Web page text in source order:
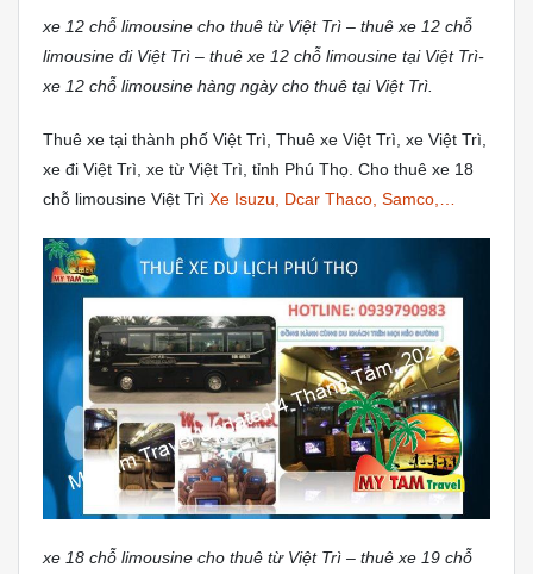
xe 12 chỗ limousine cho thuê từ Việt Trì – thuê xe 12 chỗ
limousine đi Việt Trì – thuê xe 12 chỗ limousine tại Việt Trì-
xe 12 chỗ limousine hàng ngày cho thuê tại Việt Trì.
Thuê xe tại thành phố Việt Trì, Thuê xe Việt Trì, xe Việt Trì,
xe đi Việt Trì, xe từ Việt Trì, tỉnh Phú Thọ. Cho thuê xe 18
chỗ limousine Việt Trì Xe Isuzu, Dcar Thaco, Samco,…
xe 18 chỗ limousine cho thuê từ Việt Trì – thuê xe 19 chỗ